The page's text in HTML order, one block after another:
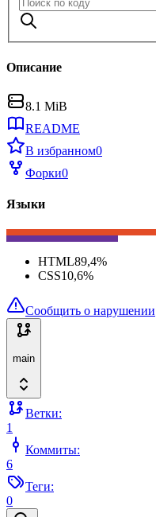
Описание
8.1 MiB
README
В избранном0
Форки0
Языки
HTML89,4%
CSS10,6%
Сообщить о нарушении
main
Ветки:
1
Коммиты:
6
Теги:
0